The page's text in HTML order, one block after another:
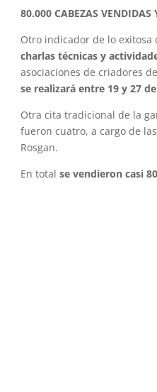
80.000 CABEZAS
Otro indicador de lo
charlas técnicas y
asociaciones de criadores
se realizará entre 19 y 27
Otra cita tradicional de la
fueron cuatro, a cargo de
Rosgan.
En totalse vendieron casi